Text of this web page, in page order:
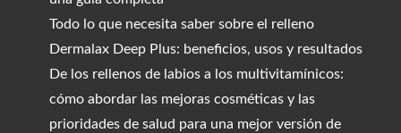
Todo lo que necesita saber sobre el relleno
Dermalax Deep Plus: beneficios, usos y resultados
De los rellenos de labios a los multivitamínicos:
cómo abordar las mejoras cosméticas y las
prioridades de salud para una mejor versión de